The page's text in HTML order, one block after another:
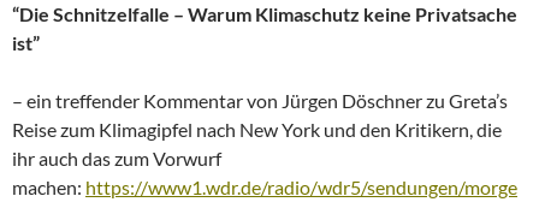
“Die Schnitzelfalle – Warum Klimaschutz keine Privatsache
ist”
– ein treffender Kommentar von Jürgen Döschner zu Greta’s
Reise zum Klimagipfel nach New York und den Kritikern, die
ihr auch das zum Vorwurf
machen: https://www1.wdr.de/radio/wdr5/sendungen/morge